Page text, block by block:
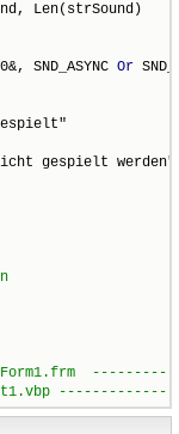
Len(strSound)
0&, SND_ASYNC
Or
gespielt werden"